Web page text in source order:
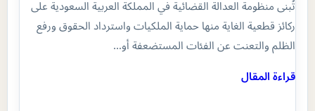
تُبنى منظومة العدالة القضائية في المملكة العربية السعودية على
ركائز قطعية الغاية منها حماية الملكيات واسترداد الحقوق ورفع
الظلم والتعنت عن الفئات المستضعفة أو…
قراءة المقال